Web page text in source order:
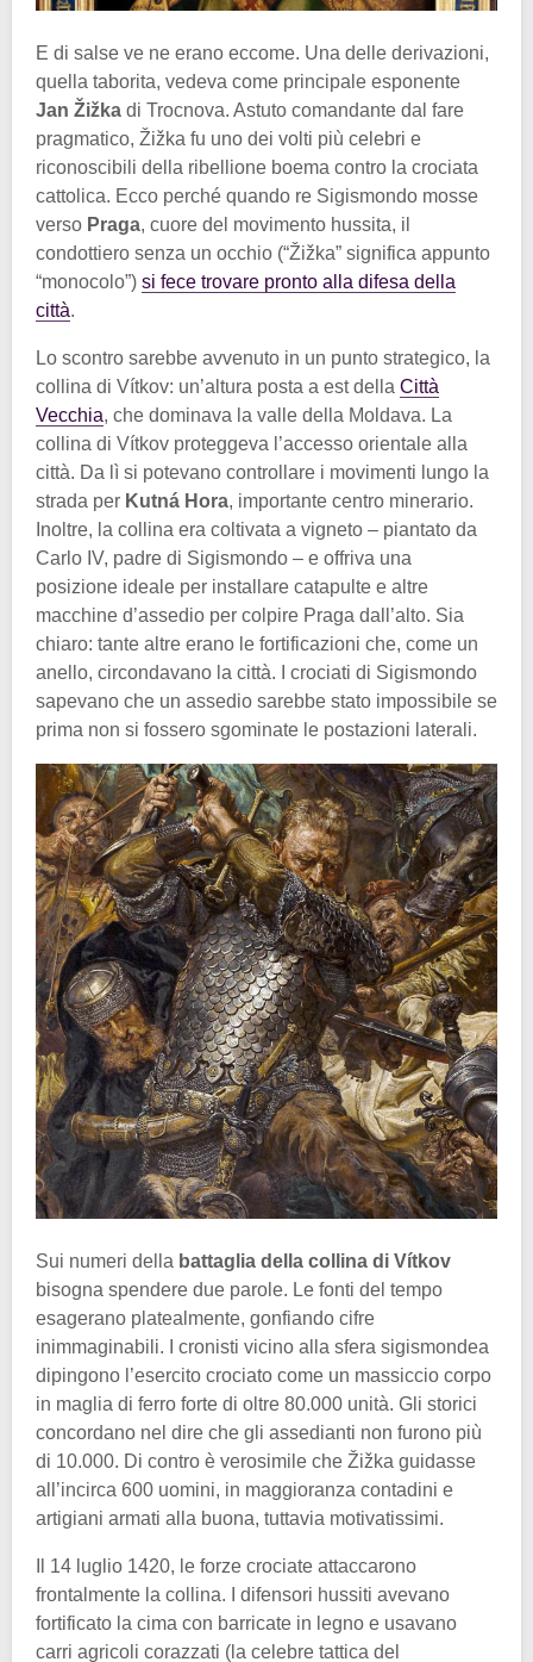
E di salse ve ne erano eccome. Una delle derivazioni,
quella taborita, vedeva come principale esponente
Jan Žižka di Trocnova. Astuto comandante dal fare
pragmatico, Žižka fu uno dei volti più celebri e
riconoscibili della ribellione boema contro la crociata
cattolica. Ecco perché quando re Sigismondo mosse
verso Praga, cuore del movimento hussita, il
condottiero senza un occhio (“Žižka” significa appunto
“monocolo”) si fece trovare pronto alla difesa della
città.
Lo scontro sarebbe avvenuto in un punto strategico, la
collina di Vítkov: un’altura posta a est della Città
Vecchia, che dominava la valle della Moldava. La
collina di Vítkov proteggeva l’accesso orientale alla
città. Da lì si potevano controllare i movimenti lungo la
strada per Kutná Hora, importante centro minerario.
Inoltre, la collina era coltivata a vigneto – piantato da
Carlo IV, padre di Sigismondo – e offriva una
posizione ideale per installare catapulte e altre
macchine d’assedio per colpire Praga dall’alto. Sia
chiaro: tante altre erano le fortificazioni che, come un
anello, circondavano la città. I crociati di Sigismondo
sapevano che un assedio sarebbe stato impossibile se
prima non si fossero sgominate le postazioni laterali.
Sui numeri della battaglia della collina di Vítkov
bisogna spendere due parole. Le fonti del tempo
esagerano platealmente, gonfiando cifre
inimmaginabili. I cronisti vicino alla sfera sigismondea
dipingono l’esercito crociato come un massiccio corpo
in maglia di ferro forte di oltre 80.000 unità. Gli storici
concordano nel dire che gli assedianti non furono più
di 10.000. Di contro è verosimile che Žižka guidasse
all’incirca 600 uomini, in maggioranza contadini e
artigiani armati alla buona, tuttavia motivatissimi.
Il 14 luglio 1420, le forze crociate attaccarono
frontalmente la collina. I difensori hussiti avevano
fortificato la cima con barricate in legno e usavano
carri agricoli corazzati (la celebre tattica del